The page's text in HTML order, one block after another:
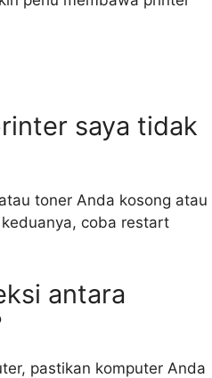
saya tidak
toner Anda kosong atau
coba restart
antara
pastikan komputer Anda